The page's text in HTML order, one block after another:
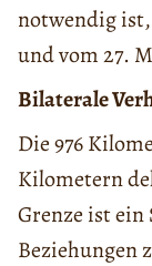
notwendig
und vom 27.
Bilaterale
Die 976
Kilometern
Grenze ist
Beziehungen